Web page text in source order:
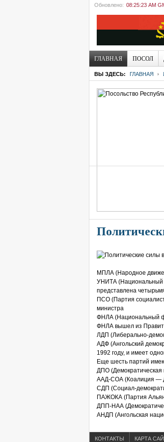
Обновлено: 08:25:23 AM
ГЛАВНАЯ ПОСОЛ
ВЫ ЗДЕСЬ: ГЛАВНАЯ
МПЛА (Народное
УНИТА (Национальный
представлена
ПСО (Партия
министра
ФНЛА (Национальный
ФНЛА вышел из
ЛДП (Либерально-
АДФ (Ангольский
1992 году, и имеет
Еще шесть партий
ДПО (Демократическая
ААД-СОА (Коалиция —
СДП (Социал-
ПАЖОКА (Партия
ДПП-НАА
АНДП (Ангольская
КОНТАКТЫ КАРТА